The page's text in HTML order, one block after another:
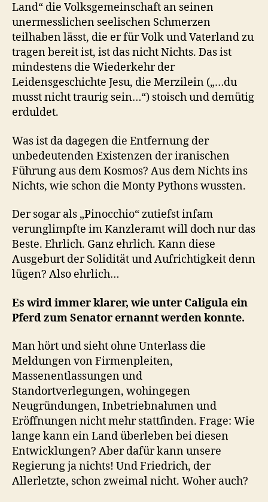
Land“ die Volksgemeinschaft an seinen
unermesslichen seelischen Schmerzen
teilhaben lässt, die er für Volk und Vaterland zu
tragen bereit ist, ist das nicht Nichts. Das ist
mindestens die Wiederkehr der
Leidensgeschichte Jesu, die Merzilein („…du
musst nicht traurig sein…“) stoisch und demütig
erduldet.
Was ist da dagegen die Entfernung der
unbedeutenden Existenzen der iranischen
Führung aus dem Kosmos? Aus dem Nichts ins
Nichts, wie schon die Monty Pythons wussten.
Der sogar als „Pinocchio“ zutiefst infam
verunglimpfte im Kanzleramt will doch nur das
Beste. Ehrlich. Ganz ehrlich. Kann diese
Ausgeburt der Solidität und Aufrichtigkeit denn
lügen? Also ehrlich…
Es wird immer klarer, wie unter Caligula ein
Pferd zum Senator ernannt werden konnte.
Man hört und sieht ohne Unterlass die
Meldungen von Firmenpleiten,
Massenentlassungen und
Standortverlegungen, wohingegen
Neugründungen, Inbetriebnahmen und
Eröffnungen nicht mehr stattfinden. Frage: Wie
lange kann ein Land überleben bei diesen
Entwicklungen? Aber dafür kann unsere
Regierung ja nichts! Und Friedrich, der
Allerletzte, schon zweimal nicht. Woher auch?